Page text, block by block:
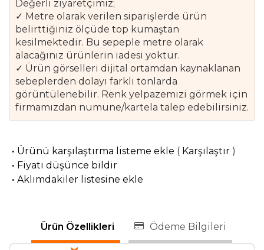
Değerli ziyaretçimiz;
✓ Metre olarak verilen siparişlerde ürün
belirttiğiniz ölçüde top kumaştan
kesilmektedir. Bu sepeple metre olarak
alacağınız ürünlerin iadesi yoktur.
✓ Ürün görselleri dijital ortamdan kaynaklanan
sebeplerden dolayı farklı tonlarda
görüntülenebilir. Renk yelpazemizi görmek için
firmamızdan numune/kartela talep edebilirsiniz.
· Ürünü karşılaştırma listeme ekle ( Karşılaştır)
· Fiyatı düşünce bildir
· Aklımdakiler listesine ekle
Ürün Özellikleri Ödeme Bilgileri